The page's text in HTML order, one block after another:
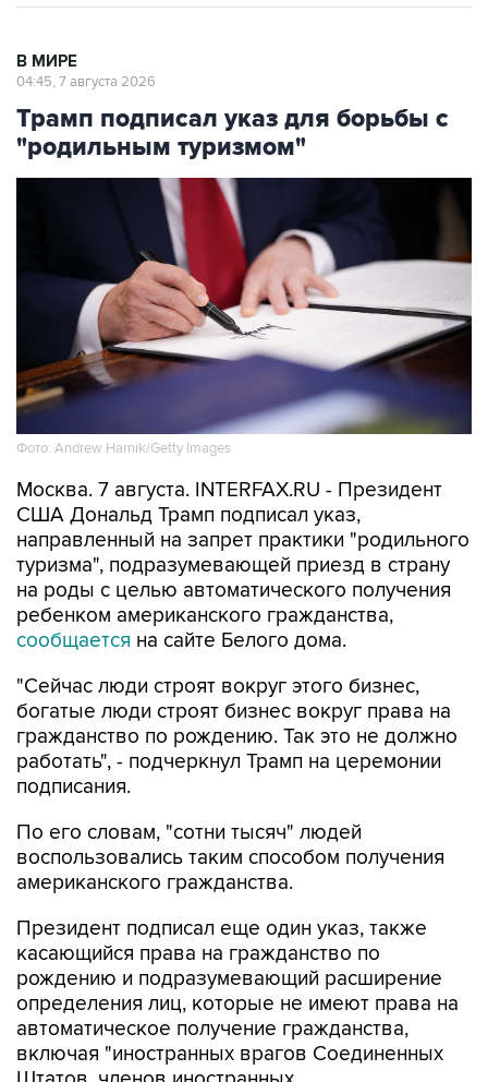
Трамп подписал указ для борьбы с
"родильным туризмом"
Фото: Andrew Harnik/Getty Images
Москва. 7 августа. INTERFAX.RU - Президент
направленный на запрет практики "родильного
туризма", подразумевающей приезд в страну
на роды с целью автоматического получения
ребенком американского гражданства,
сообщаетсяна сайте Белого дома.
"Сейчас люди строят вокруг этого бизнес,
гражданство по рождению. Так это не должно
работать", - подчеркнул Трамп на церемонии
подписания.
По его словам, "сотни тысяч" людей
американского гражданства.
Президент подписал еще один указ, также
рождению и подразумевающий расширение
определения лиц, которые не имеют права на
автоматическое получение гражданства,
включая "иностранных врагов Соединенных
Штатов, членов иностранных
террористических организаций", наравне с